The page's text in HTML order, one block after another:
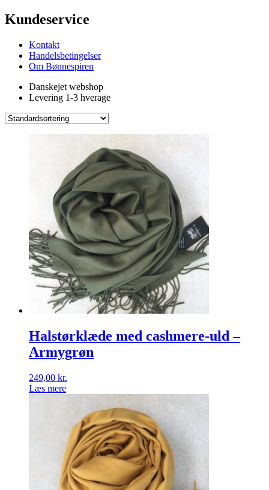
Kundeservice
Kontakt
Handelsbetingelser
Om Bønnespiren
Danskejet webshop
Levering 1-3 hverage
Halstørklæde med cashmere-uld –
Armygrøn
249,00 kr.
Læs mere